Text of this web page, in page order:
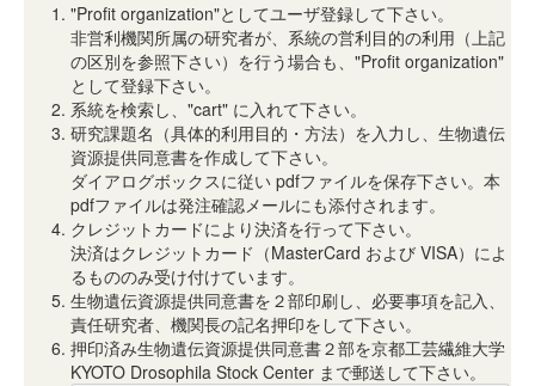
"Profit organization"としてユーザ登録して下さい。
非営利機関所属の研究者が、系統の営利目的の利用（上記
の区別を参照下さい）を行う場合も、"Profit organization"
として登録下さい。
系統を検索し、"cart" に入れて下さい。
研究課題名（具体的利用目的・方法）を入力し、生物遺伝
資源提供同意書を作成して下さい。
ダイアログボックスに従い pdfファイルを保存下さい。本
pdfファイルは発注確認メールにも添付されます。
クレジットカードにより決済を行って下さい。
決済はクレジットカード（MasterCard および VISA）によ
るもののみ受け付けています。
生物遺伝資源提供同意書を２部印刷し、必要事項を記入、
責任研究者、機関長の記名押印をして下さい。
押印済み生物遺伝資源提供同意書２部を京都工芸繊維大学
KYOTO Drosophila Stock Center まで郵送して下さい。